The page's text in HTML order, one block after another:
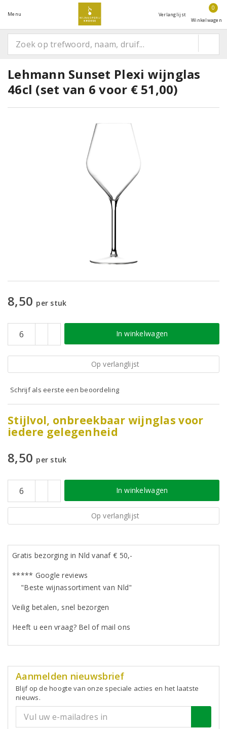
Menu Verlanglijst
0
Winkelwagen
Lehmann Sunset Plexi wijnglas
46cl (set van 6 voor € 51,00)
8,50 per stuk
In winkelwagen
Op verlanglijst
Schrijf als eerste een beoordeling
Stijlvol, onbreekbaar wijnglas voor
iedere gelegenheid
8,50 per stuk
In winkelwagen
Op verlanglijst
Gratis bezorging in Nld vanaf € 50,-
***** Google reviews
"Beste wijnassortiment van Nld"
Veilig betalen, snel bezorgen
Heeft u een vraag? Bel of mail ons
Aanmelden nieuwsbrief
Blijf op de hoogte van onze speciale acties en het laatste
nieuws.